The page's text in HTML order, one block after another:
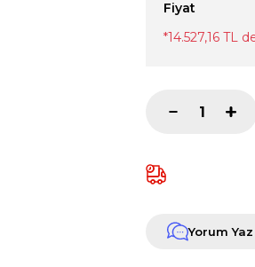
Fiyat
*14.527,16 TL
Yorum Yaz